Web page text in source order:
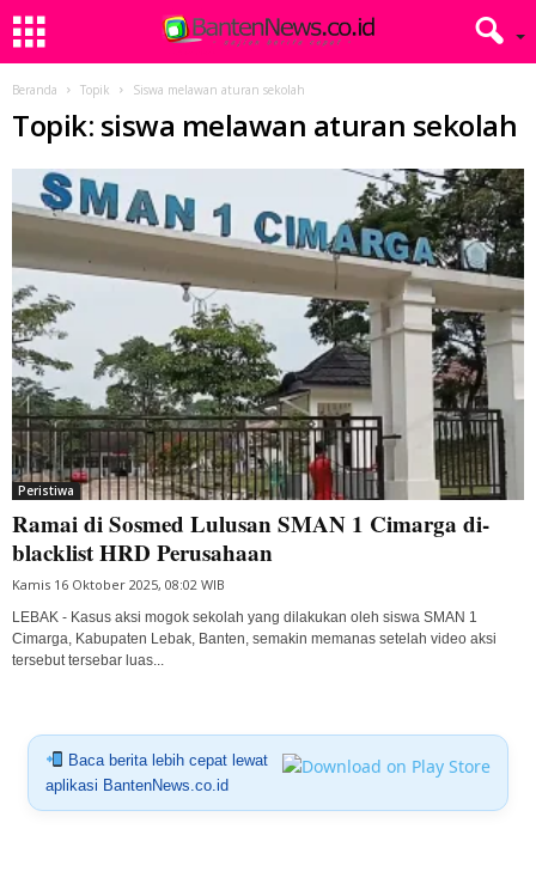
Beranda Topik Siswa melawan aturan sekolah
Topik: siswa melawan aturan sekolah
Peristiwa
Ramai di Sosmed Lulusan SMAN 1 Cimarga di-
blacklist HRD Perusahaan
Kamis 16 Oktober 2025, 08:02 WIB
LEBAK - Kasus aksi mogok sekolah yang dilakukan oleh siswa SMAN 1
Cimarga, Kabupaten Lebak, Banten, semakin memanas setelah video aksi
tersebut tersebar luas...
Baca berita lebih cepat lewat
aplikasi BantenNews.co.id